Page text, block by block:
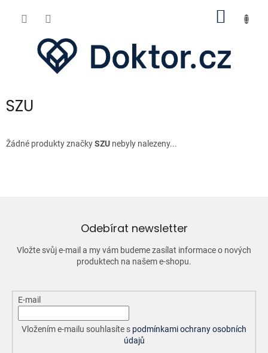
SZU
Žádné produkty značkySZU nebyly nalezeny...
Odebírat newsletter
Vložte svůj e-mail a my vám budeme zasílat informace o nových
produktech na našem e-shopu.
E-mail
Vložením e-mailu souhlasíte s podmínkami ochrany osobních
údajů